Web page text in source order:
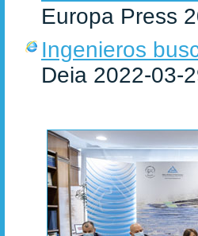
Europa Press
Ingenieros
Deia 2022-03-